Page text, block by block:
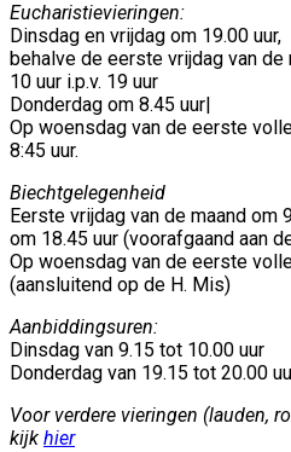
Eucharistievieringen:
Dinsdag en vrijdag om 19.00 uur,
behalve de eerste vrijdag van
10 uur i.p.v. 19 uur
Donderdag om 8.45 uur|
Op woensdag van de eerste
8:45 uur.
Biechtgelegenheid
Eerste vrijdag van de maand om
om 18.45 uur (voorafgaand aan
Op woensdag van de eerste
(aansluitend op de H. Mis)
Aanbiddingsuren:
Dinsdag van 9.15 tot 10.00 uur
Donderdag van 19.15 tot 20.00
Voor verdere vieringen (lauden,
kijk hier